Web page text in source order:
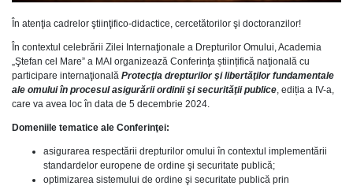
În atenţia cadrelor ştiinţifico-didactice, cercetătorilor şi doctoranzilor!
În contextul celebrării Zilei Internaţionale a Drepturilor Omului, Academia
„Ştefan cel Mare” a MAI organizează Conferinţa științifică naţională cu
participare internaţională Protecţia drepturilor şi libertăţilor fundamentale
ale omului în procesul asigurării ordinii şi securităţii publice , ediția a IV-a,
care va avea loc în data de 5 decembrie 2024.
Domeniile tematice ale Conferinţei:
asigurarea respectării drepturilor omului în contextul implementării
standardelor europene de ordine şi securitate publică;
optimizarea sistemului de ordine şi securitate publică prin